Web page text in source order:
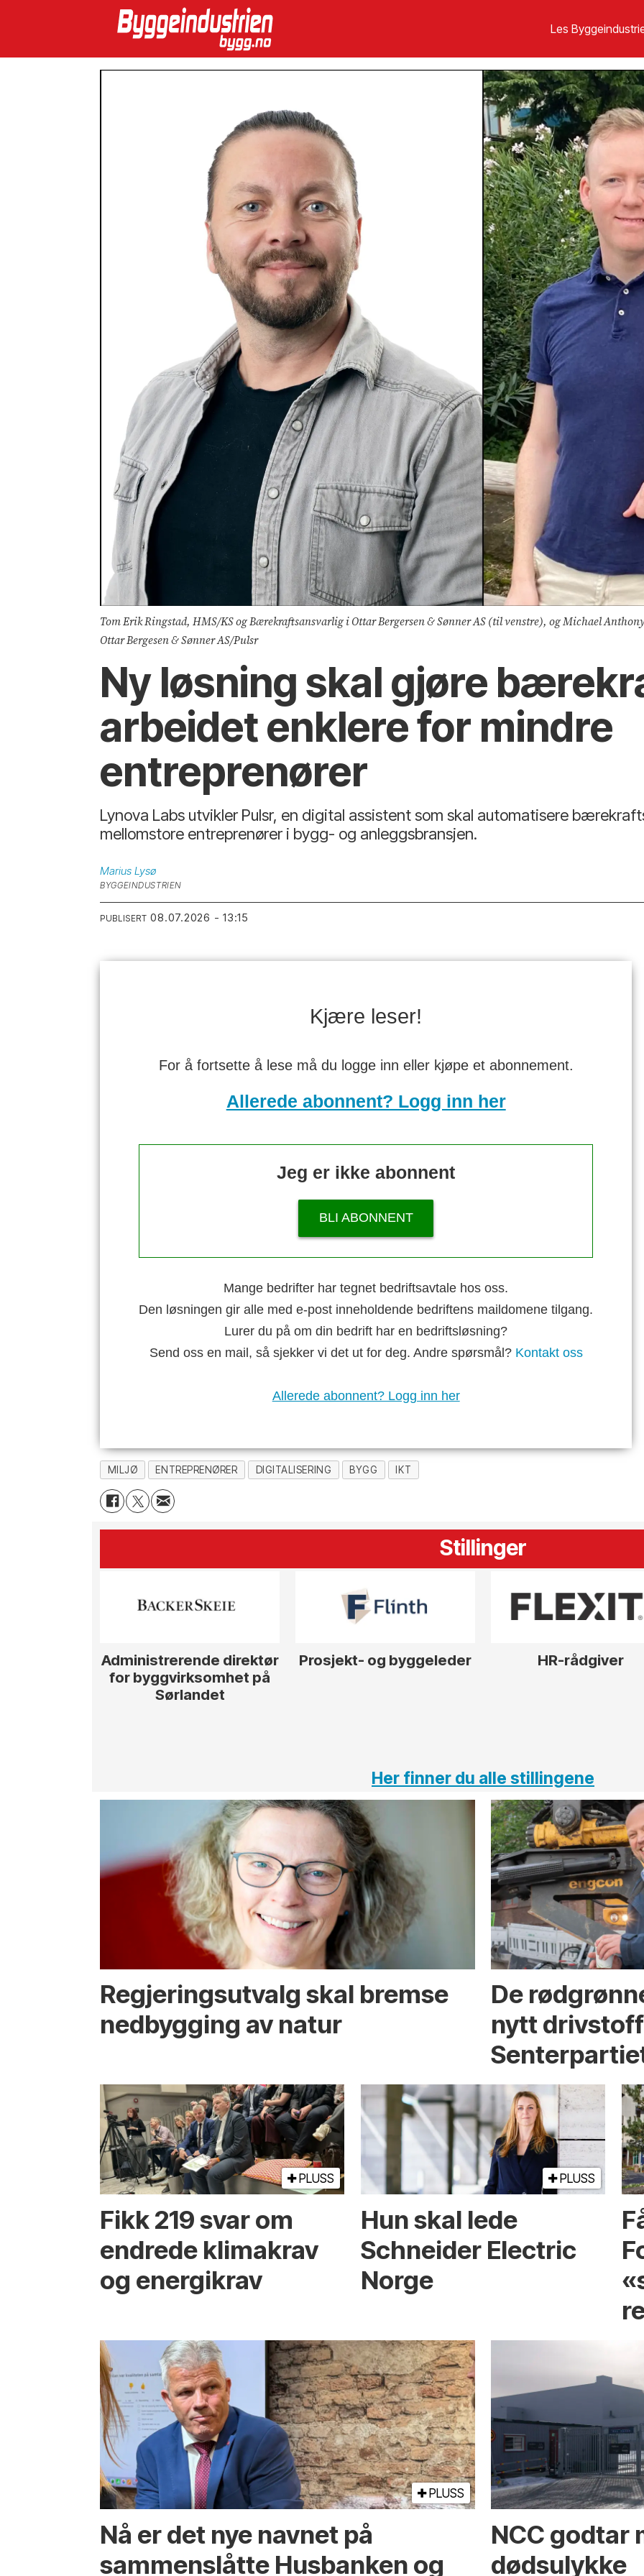
Les
Tom Erik Ringstad, HMS/KS og Bærekraftsansvarlig i Ottar Bergersen & Sønner AS (til venstre), og Michael
Ottar Bergesen & Sønner AS/Pulsr
Ny løsning skal gjøre
arbeidet enklere for mindre
entreprenører
Lynova Labs utvikler Pulsr, en digital assistent som skal automatisere
mellomstore entreprenører i bygg- og anleggsbransjen.
Marius Lysø
BYGGEINDUSTRIEN
PUBLISERT 08.07.2026 - 13:15
Kjære leser!
For å fortsette å lese må du logge inn eller kjøpe et abonnement.
Allerede abonnent? Logg inn her
Jeg er ikke abonnent
BLI ABONNENT
Mange bedrifter har tegnet bedriftsavtale hos oss.
Den løsningen gir alle med e-post inneholdende bedriftens maildomene tilgang.
Lurer du på om din bedrift har en bedriftsløsning?
Send oss en mail, så sjekker vi det ut for deg. Andre spørsmål? Kontakt oss
Allerede abonnent? Logg inn her
MILJØ ENTREPRENØRER DIGITALISERING BYGG IKT
Stillinger
Administrerende direktør
for byggvirksomhet på
Sørlandet
Prosjekt- og byggeleder HR-rådgiver
Her finner du alle stillingene
Regjerings­utvalg skal bremse
ned­bygging av natur
De
nytt
PLUSS
Fikk 219 svar om
endrede klimakrav
og energikrav
PLUSS
Hun skal lede
Schneider Electric
Norge
PLUSS
Nå er det nye navnet på
sammenslåtte Husbanken og
NCC godtar
dødsulykke